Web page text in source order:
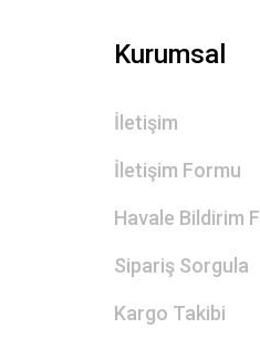
Kurumsal
İletişim
İletişim Formu
Havale Bildirim
Sipariş Sorgula
Kargo Takibi